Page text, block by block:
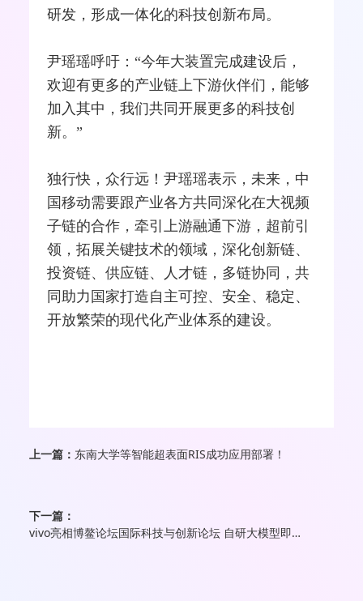
研发，形成一体化的科技创新布局。
尹瑶瑶呼吁：“今年大装置完成建设后，
欢迎有更多的产业链上下游伙伴们，能够
加入其中，我们共同开展更多的科技创
新。”
独行快，众行远！尹瑶瑶表示，未来，中
国移动需要跟产业各方共同深化在大视频
子链的合作，牵引上游融通下游，超前引
领，拓展关键技术的领域，深化创新链、
投资链、供应链、人才链，多链协同，共
同助力国家打造自主可控、安全、稳定、
开放繁荣的现代化产业体系的建设。
上一篇： 东南大学等智能超表面RIS成功应用部署！
下一篇：
vivo亮相博鳌论坛国际科技与创新论坛 自研大模型即将发布